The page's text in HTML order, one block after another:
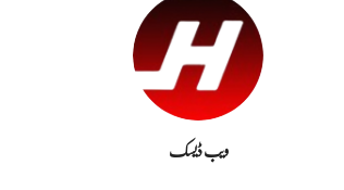
ویب ڈیسک